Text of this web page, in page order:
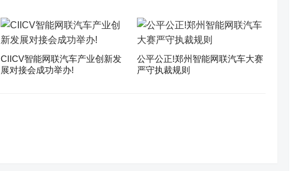
CIICV智能网联汽车产业创新发
展对接会成功举办!
公平公正!郑州智能网联汽车大赛
严守执裁规则